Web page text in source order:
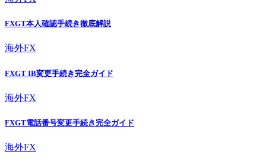
FXGT本人確認手続き徹底解説
海外FX
FXGT IB変更手続き完全ガイド
海外FX
FXGT電話番号変更手続き完全ガイド
海外FX